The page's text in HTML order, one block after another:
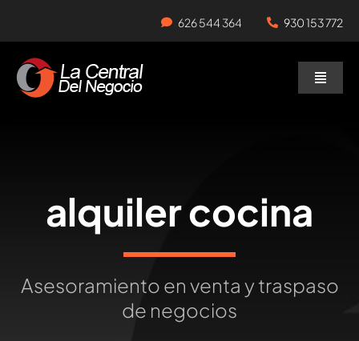
content
626 544 364 930 153 772
Toggle
Servicios
alquiler cocina
Asesoramiento en venta y traspaso
de negocios